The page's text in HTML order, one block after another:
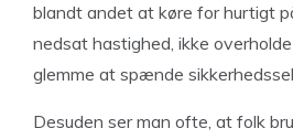
blandt andet at køre for hurtigt
nedsat hastighed, ikke
glemme at spænde
Desuden ser man ofte, at folk